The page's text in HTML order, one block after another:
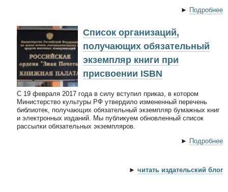
► Подробнее
Список организаций,
получающих обязательный
экземпляр книги при
присвоении ISBN
С 19 февраля 2017 года в силу вступил приказ, в котором
Министерство культуры РФ утвердило измененный перечень
библиотек, получающих обязательный экземпляр бумажных книг
и электронных изданий. Мы публикуем обновленный список
рассылки обязательных экземпляров.
► Подробнее
► читать издательский блог